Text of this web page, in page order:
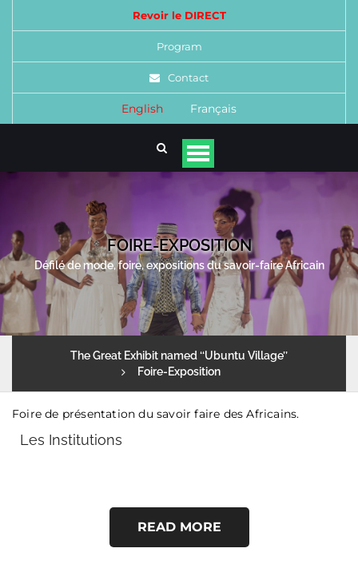
Revoir le DIRECT
Program
Contact
English Français
FOIRE-EXPOSITION
Défilé de mode, foire, expositions du savoir-faire Africain
The Great Exhibit named ‘‘Ubuntu Village’’
Foire-Exposition
Foire de présentation du savoir faire des Africains.
Les Institutions
READ MORE